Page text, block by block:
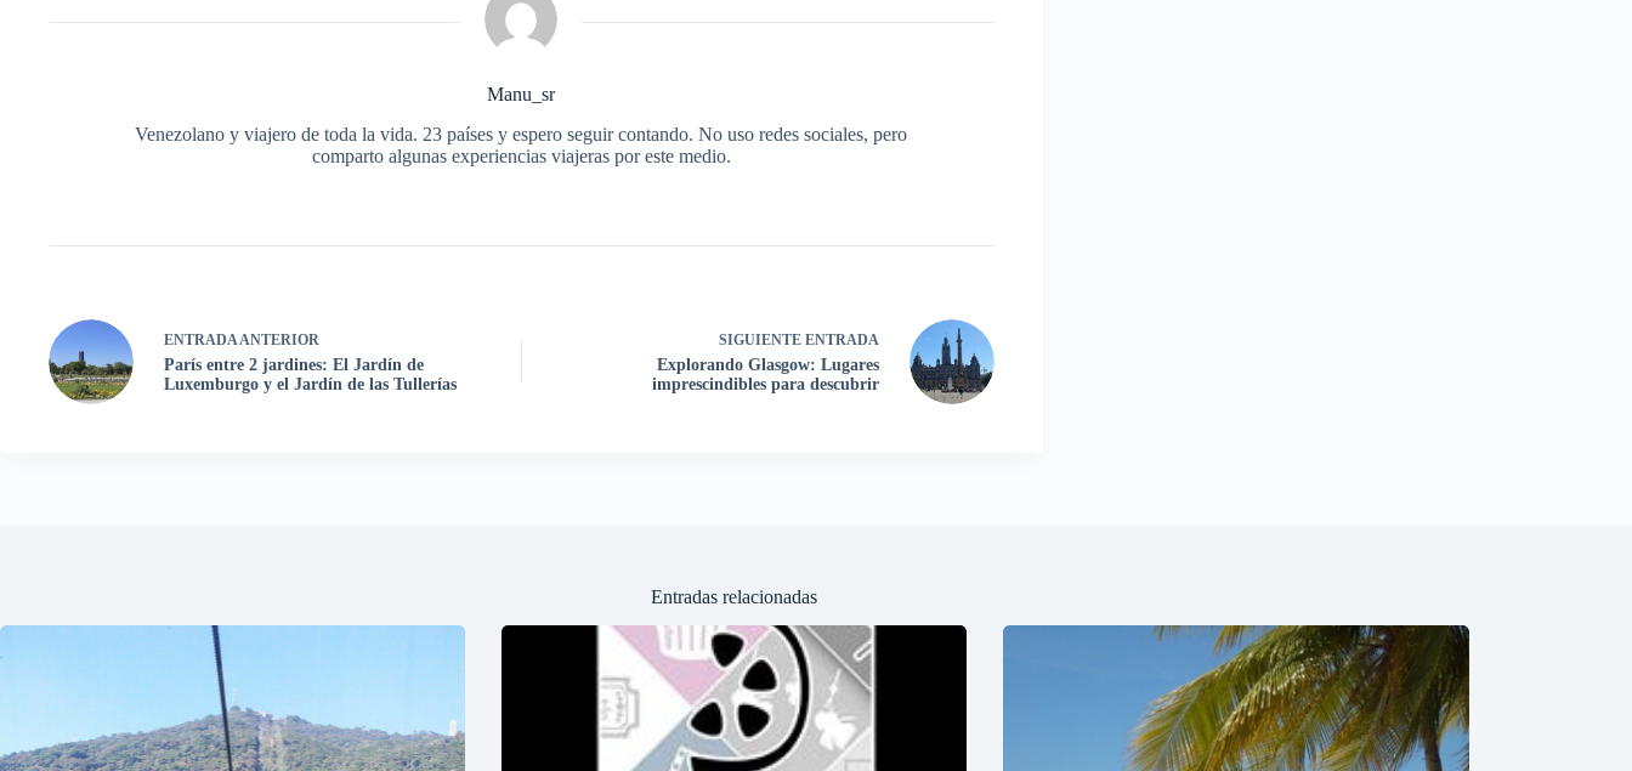
Manu_sr
Venezolano y viajero de toda la vida. 23 países y espero seguir contando. No uso redes sociales, pero
comparto algunas experiencias viajeras por este medio.
ENTRADAANTERIOR
París entre 2 jardines: El Jardín de
Luxemburgo y el Jardín de las Tullerías
SIGUIENTE ENTRADA
Explorando Glasgow: Lugares
imprescindibles para descubrir
Entradas relacionadas